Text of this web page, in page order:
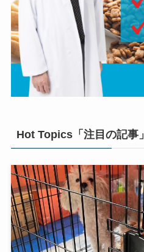
Hot Topics「注目の記事」